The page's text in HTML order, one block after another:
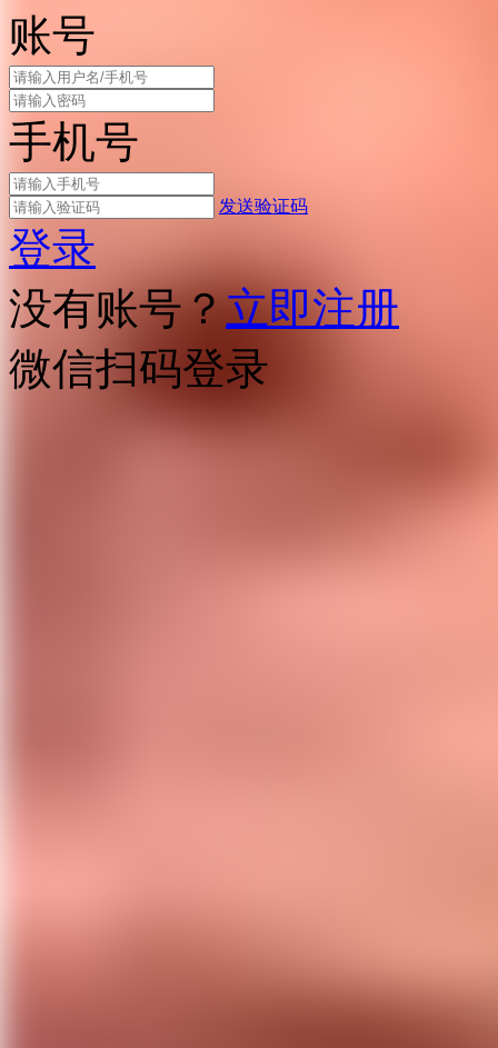
账号
手机号
发送验证码
登录
没有账号？立即注册
微信扫码登录